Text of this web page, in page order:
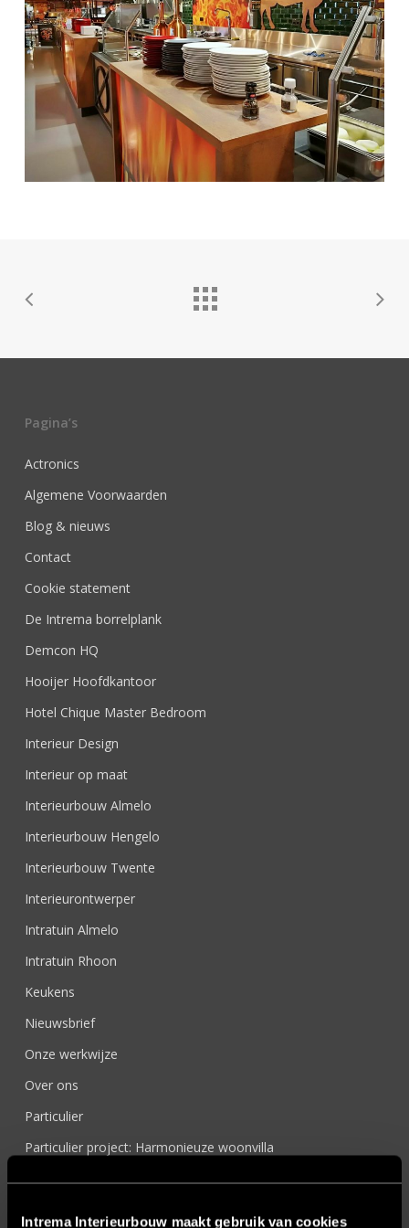
Intrema Interieurbouw maakt gebruik van cookies
Pagina’s
Actronics
Algemene Voorwaarden
Blog & nieuws
Contact
Cookie statement
De Intrema borrelplank
Demcon HQ
Hooijer Hoofdkantoor
Hotel Chique Master Bedroom
Interieur Design
Interieur op maat
Interieurbouw Almelo
Interieurbouw Hengelo
Interieurbouw Twente
Interieurontwerper
Intratuin Almelo
Intratuin Rhoon
Keukens
Nieuwsbrief
Onze werkwijze
Over ons
Particulier
Particulier project: Harmonieuze woonvilla